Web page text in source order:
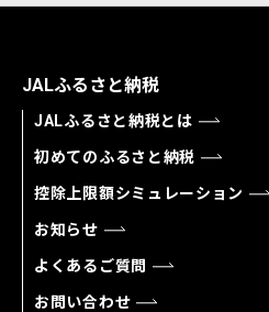
JALふるさと納税
JALふるさと納税とは
初めてのふるさと納税
控除上限額シミュレーション
お知らせ
よくあるご質問
お問い合わせ